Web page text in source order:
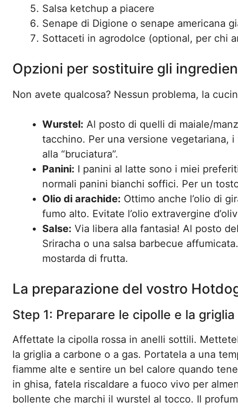
Salsa ketchup a piacere
Senape di Digione o senape americana
Sottaceti in agrodolce (optional, per chi
Opzioni per sostituire gli
Non avete qualcosa? Nessun problema, la
Wurstel: Al posto di quelli di maiale/
tacchino. Per una versione vegetariana,
alla “bruciatura”.
Panini: I panini al latte sono i miei
normali panini bianchi soffici. Per un
Olio di arachide: Ottimo anche l’olio di
fumo alto. Evitate l’olio extravergine
Salse: Via libera alla fantasia! Al posto
Sriracha o una salsa barbecue
mostarda di frutta.
La preparazione del vostro
Step 1: Preparare le cipolle e la griglia
Affettate la cipolla rossa in anelli sottili.
la griglia a carbone o a gas. Portatela a una
fiamme alte e sentire un bel calore quando
in ghisa, fatela riscaldare a fuoco vivo per
bollente che marchi il wurstel al tocco. Il